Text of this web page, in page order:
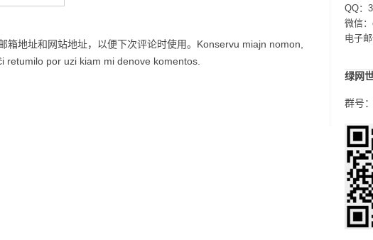
箱地址和网站地址，以便下次评论时使用。Konservu miajn nomon,
retumilo por uzi kiam mi denove komentos.
QQ：
微信
电子
绿网
群号